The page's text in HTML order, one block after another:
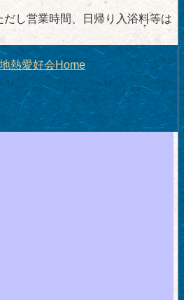
し営業時間、日帰り入浴料等は
熱愛好会Home